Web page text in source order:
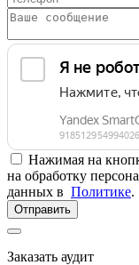
Нажимая на
на обработку
данных в Политике.
Отправить
Заказать аудит